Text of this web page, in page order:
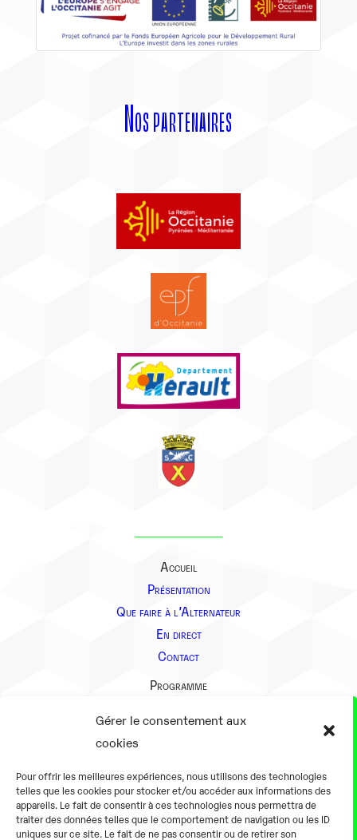
Gérer le consentement aux
cookies
Pour offrir les meilleures expériences, nous utilisons des technologies
telles que les cookies pour stocker et/ou accéder aux informations des
appareils. Le fait de consentir à ces technologies nous permettra de
traiter des données telles que le comportement de navigation ou les ID
uniques sur ce site. Le fait de ne pas consentir ou de retirer son
Nos partenaires
Accueil
Présentation
Que faire à l’Alternateur
En direct
Contact
Programme
Présentation
En pratique
Tarifs et horaires
Salles